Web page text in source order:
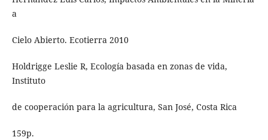
a
Cielo Abierto. Ecotierra 2010
Holdrigge Leslie R, Ecología basada en zonas de vida,
Instituto
de cooperación para la agricultura, San José, Costa Rica
159p.